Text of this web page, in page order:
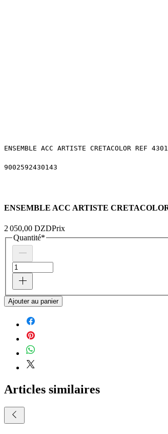
ENSEMBLE ACC ARTISTE CRETACOLOR REF
9002592430143
ENSEMBLE ACC ARTISTE
2 050,00 DZDPrix
Quantité*
Ajouter au panier
Articles similaires